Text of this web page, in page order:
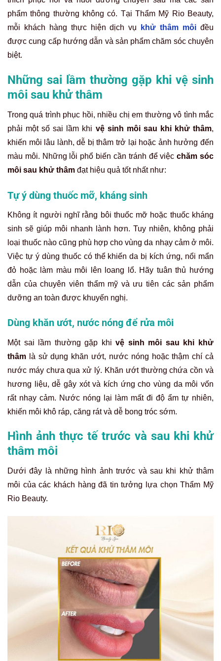
phẩm thông thường không có. Tại Thẩm Mỹ Rio Beauty,
mỗi khách hàng thực hiện dịch vụ
khử thâm môi đều
được cung cấp hướng dẫn và sản phẩm chăm sóc chuyên
biệt.
Những sai lầm thường gặp khi vệ sinh
môi sau khử thâm
Trong quá trình phục hồi, nhiều chị em thường vô tình mắc
phải một số sai lầm khi vệ sinh môi sau khi khử thâm,
khiến môi lâu lành, dễ bị thâm trở lại hoặc ảnh hưởng đến
màu môi. Những lỗi phổ biến cần tránh để việcchăm sóc
môi sau khử thâm đạt hiệu quả tốt nhất như:
Tự ý dùng thuốc mỡ, kháng sinh
Không ít người nghĩ rằng bôi thuốc mỡ hoặc thuốc kháng
sinh sẽ giúp môi nhanh lành hơn. Tuy nhiên, không phải
loại thuốc nào cũng phù hợp cho vùng da nhạy cảm ở môi.
Việc tự ý dùng thuốc có thể khiến da bị kích ứng, nổi mẩn
đỏ hoặc làm màu môi lên loang lổ. Hãy tuân thủ hướng
dẫn của chuyên viên thẩm mỹ và ưu tiên các sản phẩm
dưỡng an toàn được khuyến nghị.
Dùng khăn ướt, nước nóng để rửa môi
Một sai lầm thường gặp khivệ sinh môi sau khi khử
thâm là sử dụng khăn ướt, nước nóng hoặc thậm chí cả
nước máy chưa qua xử lý. Khăn ướt thường chứa cồn và
hương liệu, dễ gây xót và kích ứng cho vùng da môi vốn
rất nhạy cảm. Nước nóng lại làm mất đi độ ẩm tự nhiên,
khiến môi khô ráp, căng rát và dễ bong tróc sớm.
Hình ảnh thực tế trước và sau khi khử
thâm môi
Dưới đây là những hình ảnh trước và sau khi khử thâm
môi của các khách hàng đã tin tưởng lựa chọn Thẩm Mỹ
Rio Beauty.